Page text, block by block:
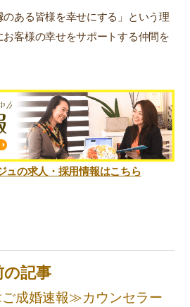
ある皆様を幸せにする」という理
客様の幸せをサポートする仲間を
ュの求人・採用情報はこちら
の記事
成婚速報≫カウンセラー